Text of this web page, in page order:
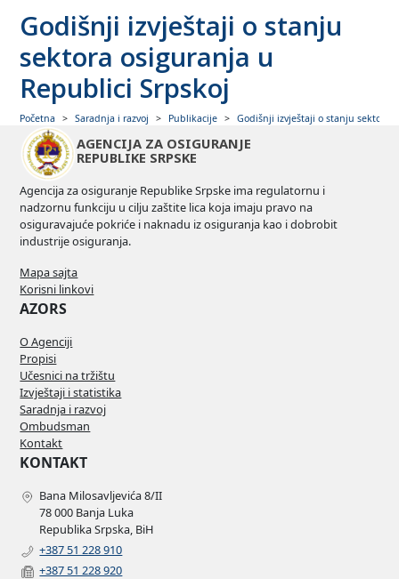
Godišnji izvještaji o stanju
sektora osiguranja u
Republici Srpskoj
Početna Saradnja i razvoj Publikacije Godišnji izvještaji o stanju sektora
«
GODIŠNJI
IZVJEŠTAJI O
STANJU SEKTORA
REPUBLICI
SRPSKOJ 2024.
GODINA
GODIŠNJI
STANJU SEKTORA
SRPSKOJ 2023.
GODINA
AGENCIJA ZA OSIGURANJE
REPUBLIKE SRPSKE
Agencija za osiguranje Republike Srpske ima regulatornu i
nadzornu funkciju u cilju zaštite lica koja imaju pravo na
osiguravajuće pokriće i naknadu iz osiguranja kao i dobrobit
industrije osiguranja.
Mapa sajta
Korisni linkovi
AZORS
O Agenciji
Propisi
Učesnici na tržištu
Izvještaji i statistika
Saradnja i razvoj
Ombudsman
Kontakt
KONTAKT
Bana Milosavljevića 8/II
78 000 Banja Luka
Republika Srpska, BiH
+387 51 228 910
+387 51 228 920